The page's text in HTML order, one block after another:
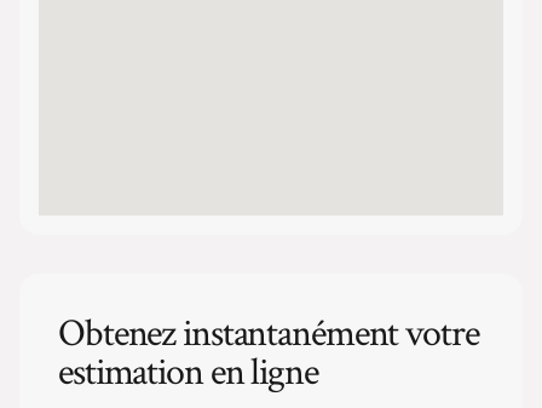
Obtenez instantanément votre
estimation en ligne